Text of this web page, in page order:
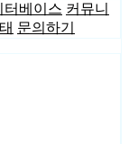
터베이스 커뮤니
문의하기